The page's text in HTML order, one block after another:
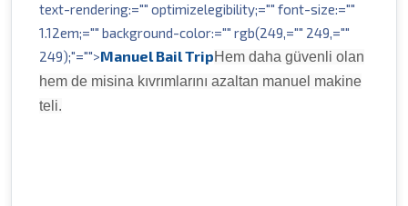
text-rendering:="" optimizelegibility;="" font-size:=""
1.12em;="" background-color:="" rgb(249,="" 249,=""
249);"="">Manuel Bail TripHem daha güvenli olan
hem de misina kıvrımlarını azaltan manuel makine
teli.